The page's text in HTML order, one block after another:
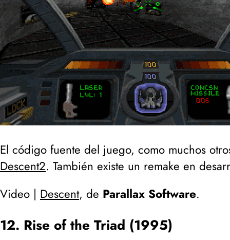
El código fuente del juego, como muchos
Descent2. También existe un remake en
Video | Descent, de Parallax Software.
12. Rise of the Triad (1995)